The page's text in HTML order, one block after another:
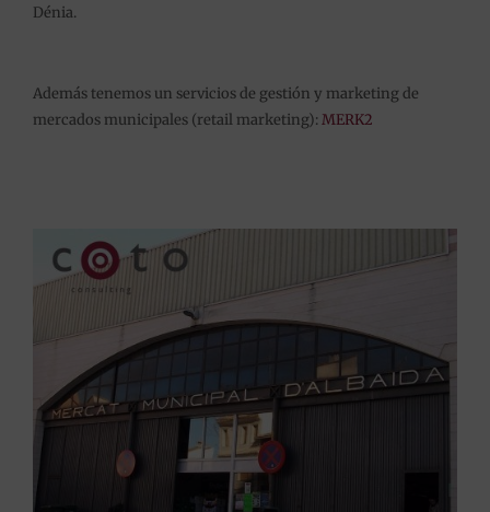
Dénia.
Además tenemos un servicios de gestión y marketing de
mercados municipales (retail marketing): MERK2